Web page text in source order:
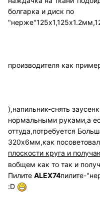
болгарка и диск по
производителя как
),напильник-снять
нормальными руками,а
оттуда,потребуется
320х6мм,как посоветовал
плоскости круга и
вобщем как то так и
Пилите ALEX74пилите-
:D